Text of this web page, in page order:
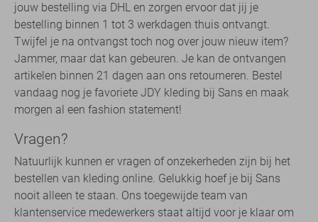
jouw bestelling via DHL en zorgen ervoor dat jij je
bestelling binnen 1 tot 3 werkdagen thuis ontvangt.
Twijfel je na ontvangst toch nog over jouw nieuw item?
Jammer, maar dat kan gebeuren. Je kan de ontvangen
artikelen binnen 21 dagen aan ons retourneren. Bestel
vandaag nog je favoriete JDY kleding bij Sans en maak
morgen al een fashion statement!
Vragen?
Natuurlijk kunnen er vragen of onzekerheden zijn bij het
bestellen van kleding online. Gelukkig hoef je bij Sans
nooit alleen te staan. Ons toegewijde team van
klantenservice medewerkers staat altijd voor je klaar om